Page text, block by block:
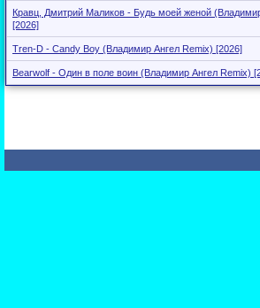
Кравц, Дмитрий Маликов - Будь моей женой
[2026]
Tren-D - Candy Boy (Владимир Ангел Remix) [2026]
Bearwolf - Один в поле воин (Владимир Ангел Remix)